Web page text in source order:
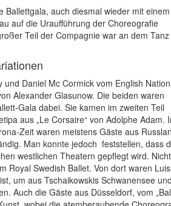
Ballettgala, auch diesmal wieder mit einem
auf die Uraufführung der Choreografie
Teil der Compagnie war an dem Tanz
Daniel Mc Cormick vom English
Alexander Glasunow. Die beiden waren
Gala dabei. Sie kamen im zweiten Teil
aus „Le Corsaire“ von Adolphe Adam.
Zeit waren meistens Gäste aus
Man konnte jedoch feststellen, dass
westlichen Theatern gepflegt wird. Nicht
Royal Swedish Ballet. Von dort waren
um aus Tschaikowskis Schwanensee
Auch die Gäste aus Düsseldorf, vom